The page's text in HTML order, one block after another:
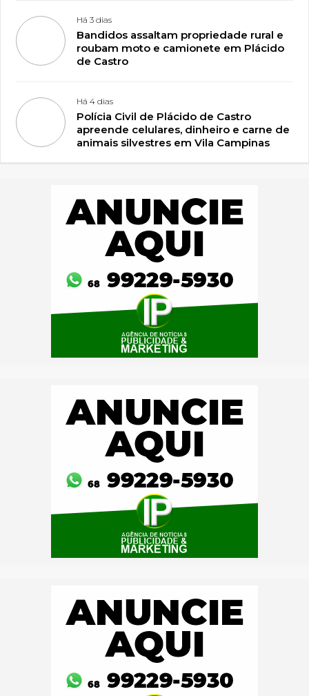
Há 3 dias
Bandidos assaltam propriedade rural e
roubam moto e camionete em Plácido
de Castro
Há 4 dias
Polícia Civil de Plácido de Castro
apreende celulares, dinheiro e carne de
animais silvestres em Vila Campinas